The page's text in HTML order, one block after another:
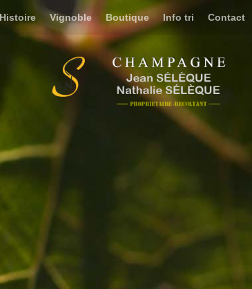
Contact
Info tri
Boutique
Vignoble
Histoire